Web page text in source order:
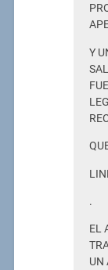
Y
.
EL
UN